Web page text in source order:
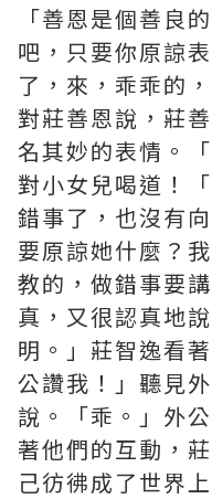
「善恩是個善良
吧，只要你原諒
了，來，乖乖的
對莊善恩說，莊
名其妙的表情。
對小女兒喝道！
錯事了，也沒有
要原諒她什麼？
教的，做錯事要
真，又很認真地
明。」莊智逸看
公讚我！」聽見
說。「乖。」外
著他們的互動，
己彷彿成了世界